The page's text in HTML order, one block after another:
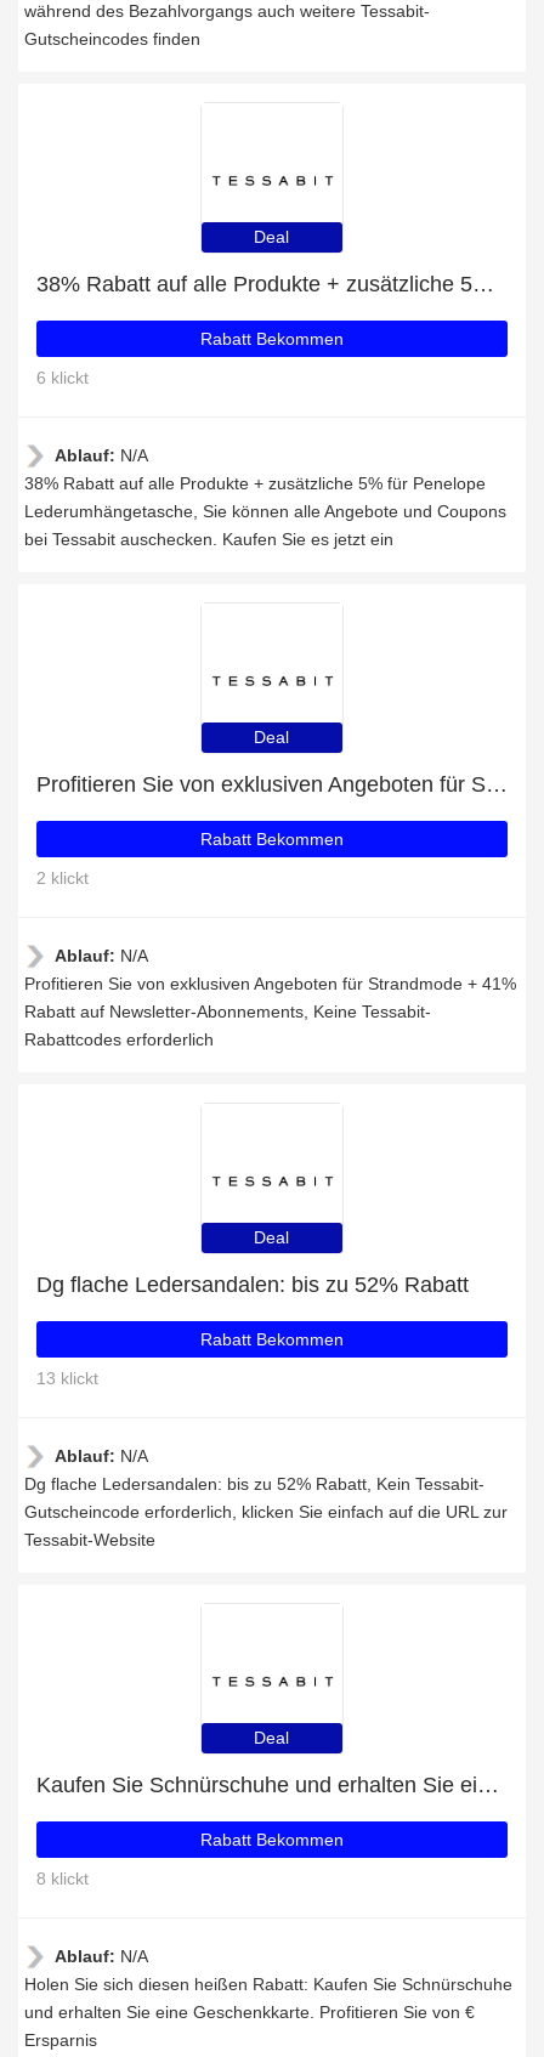
während des Bezahlvorgangs auch weitere Tessabit-
Gutscheincodes finden
Deal
38% Rabatt auf alle Produkte + zusätzliche 5% für Penelope Lederumhängetasche
Rabatt Bekommen
6 klickt
Ablauf: N/A
38% Rabatt auf alle Produkte + zusätzliche 5% für Penelope
Lederumhängetasche, Sie können alle Angebote und Coupons
bei Tessabit auschecken. Kaufen Sie es jetzt ein
Deal
Profitieren Sie von exklusiven Angeboten für Strandmode + 41% Rabatt auf Newsletter-Abonnements
Rabatt Bekommen
2 klickt
Ablauf: N/A
Profitieren Sie von exklusiven Angeboten für Strandmode + 41%
Rabatt auf Newsletter-Abonnements, Keine Tessabit-
Rabattcodes erforderlich
Deal
Dg flache Ledersandalen: bis zu 52% Rabatt
Rabatt Bekommen
13 klickt
Ablauf: N/A
Dg flache Ledersandalen: bis zu 52% Rabatt, Kein Tessabit-
Gutscheincode erforderlich, klicken Sie einfach auf die URL zur
Tessabit-Website
Deal
Kaufen Sie Schnürschuhe und erhalten Sie eine Geschenkkarte
Rabatt Bekommen
8 klickt
Ablauf: N/A
Holen Sie sich diesen heißen Rabatt: Kaufen Sie Schnürschuhe
und erhalten Sie eine Geschenkkarte. Profitieren Sie von €
Ersparnis